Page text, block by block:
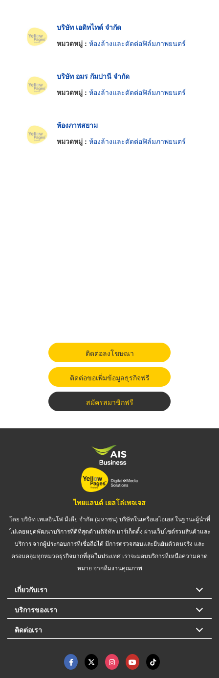
บริษัท เอดิทไทด์ จำกัด
หมวดหมู่ : ห้องล้างและตัดต่อฟิล์มภาพยนตร์
บริษัท อมร กัมปานี จำกัด
หมวดหมู่ : ห้องล้างและตัดต่อฟิล์มภาพยนตร์
ห้องภาพสยาม
หมวดหมู่ : ห้องล้างและตัดต่อฟิล์มภาพยนตร์
ติดต่อลงโฆษณา
ติดต่อขอเพิ่มข้อมูลธุรกิจฟรี
สมัครสมาชิกฟรี
ไทยแลนด์ เยลโล่เพจเจส
โดย บริษัท เทเลอินโฟ มีเดีย จำกัด (มหาชน) บริษัทในเครือเอไอเอส ในฐานะผู้นำที่
ไม่เคยหยุดพัฒนาบริการที่ดีที่สุดด้านดิจิทัล มาร์เก็ตติ้ง ผ่านเว็บไซต์รวมสินค้าและ
บริการ จากผู้ประกอบการที่เชื่อถือได้ มีการตรวจสอบและยืนยันตัวตนจริง และ
ครอบคลุมทุกหมวดธุรกิจมากที่สุดในประเทศ เราจะมอบบริการที่เหนือความคาด
หมาย จากทีมงานคุณภาพ
เกี่ยวกับเรา
บริการของเรา
ติดต่อเรา